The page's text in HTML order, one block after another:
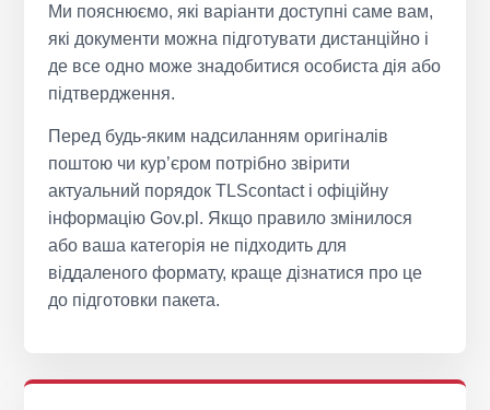
Ми пояснюємо, які варіанти доступні саме вам,
які документи можна підготувати дистанційно і
де все одно може знадобитися особиста дія або
підтвердження.
Перед будь-яким надсиланням оригіналів
поштою чи кур’єром потрібно звірити
актуальний порядок TLScontact і офіційну
інформацію Gov.pl. Якщо правило змінилося
або ваша категорія не підходить для
віддаленого формату, краще дізнатися про це
до підготовки пакета.